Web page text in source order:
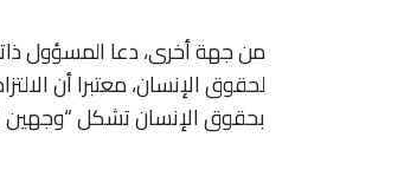
من جهة أخرى، دعا المسؤول
لحقوق الإنسان، معتبرا أن
بحقوق الإنسان تشكل “وجهين